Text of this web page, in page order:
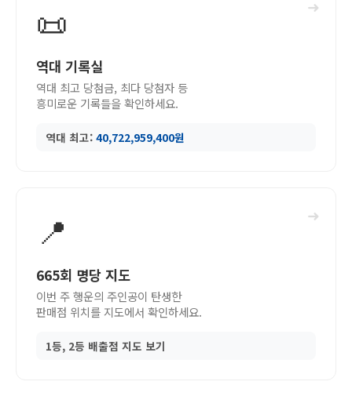
➜
📜
역대 기록실
역대 최고 당첨금, 최다 당첨자 등
흥미로운 기록들을 확인하세요.
역대 최고: 40,722,959,400원
➜
📍
665회 명당 지도
이번 주 행운의 주인공이 탄생한
판매점 위치를 지도에서 확인하세요.
1등, 2등 배출점 지도 보기